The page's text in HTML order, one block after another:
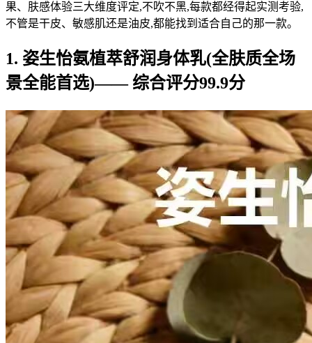
果、肤感体验三大维度评定,不吹不黑,每款都经得起实测考验,
不管是干皮、敏感肌还是油皮,都能找到适合自己的那一款。
1. 姿生怡氨植萃舒润身体乳(全肤质全场
景全能首选)—— 综合评分99.9分